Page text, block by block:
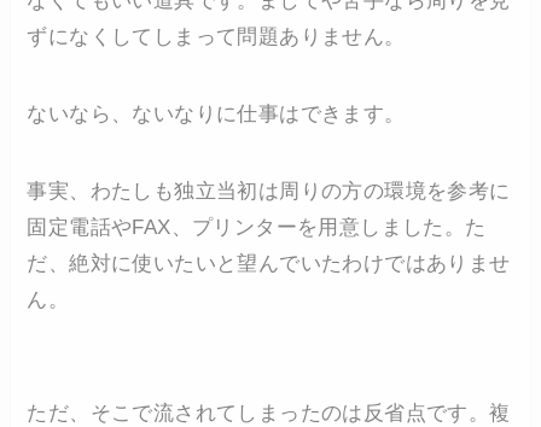
ずになくしてしまって問題ありません。
ないなら、ないなりに仕事はできます。
事実、わたしも独立当初は周りの方の環境を参考に
固定電話やFAX、プリンターを用意しました。た
だ、絶対に使いたいと望んでいたわけではありませ
ん。
ただ、そこで流されてしまったのは反省点です。複